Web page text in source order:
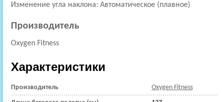
Изменение угла наклона: Автоматическое (плавное)
Производитель
Oxygen Fitness
Характеристики
Производитель Oxygen Fitness